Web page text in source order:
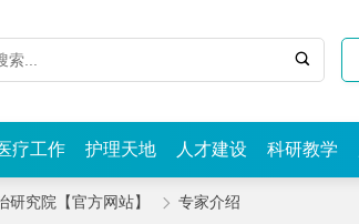

疗工作 护理天地 人才建设 科研教学
究院【官方网站】  专家介绍